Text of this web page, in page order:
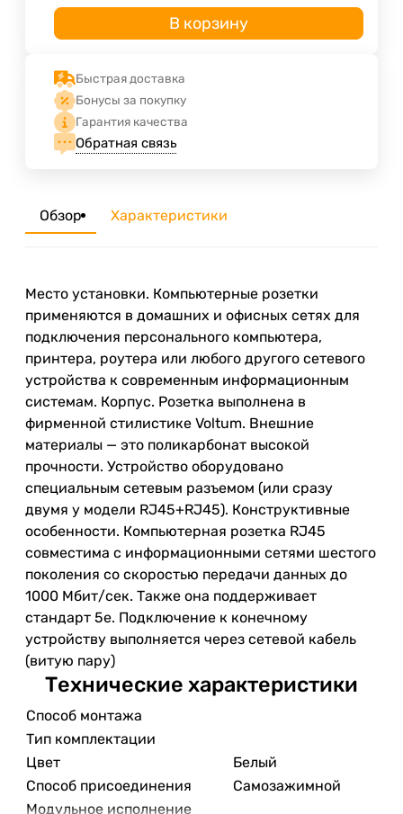
В корзину
Быстрая доставка
Бонусы за покупку
Гарантия качества
Обратная связь
Обзор Характеристики
Место установки. Компьютерные розетки
применяются в домашних и офисных сетях для
подключения персонального компьютера,
принтера, роутера или любого другого сетевого
устройства к современным информационным
системам. Корпус. Розетка выполнена в
фирменной стилистике Voltum. Внешние
материалы — это поликарбонат высокой
прочности. Устройство оборудовано
специальным сетевым разъемом (или сразу
двумя у модели RJ45+RJ45). Конструктивные
особенности. Компьютерная розетка RJ45
совместима с информационными сетями шестого
поколения со скоростью передачи данных до
1000 Мбит/сек. Также она поддерживает
стандарт 5e. Подключение к конечному
устройству выполняется через сетевой кабель
(витую пару)
Технические характеристики
Способ монтажа
Тип комплектации
Цвет
Белый
Способ присоединения
Самозажимной
Модульное исполнение